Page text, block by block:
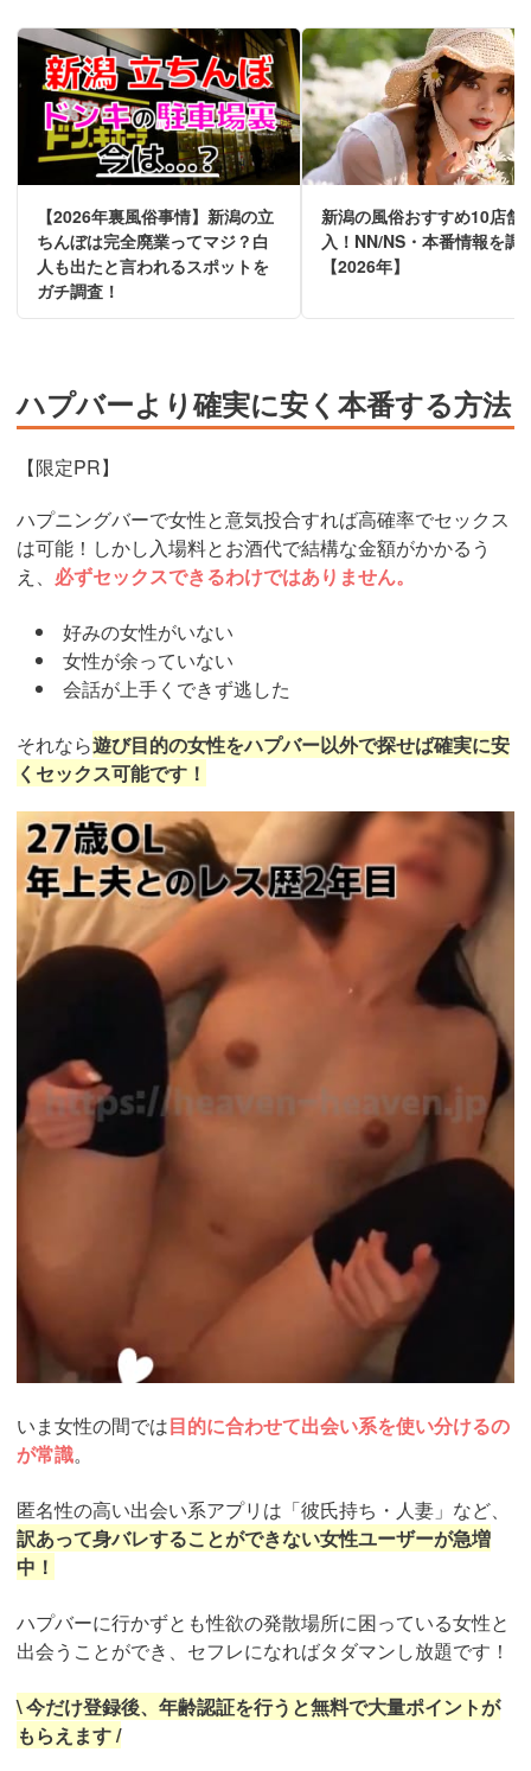
【2026年裏風俗事情】新潟の立
ちんぼは完全廃業ってマジ？白
人も出たと言われるスポットを
ガチ調査！
新潟の風俗おすすめ10店舗
入！NN/NS・本番情報を調
【2026年】
ハプバーより確実に安く本番する方法
【限定PR】
ハプニングバーで女性と意気投合すれば高確率でセックス
は可能！しかし入場料とお酒代で結構な金額がかかるう
え、 必ずセックスできるわけではありません。
好みの女性がいない
女性が余っていない
会話が上手くできず逃した
それなら遊び目的の女性をハプバー以外で探せば確実に安
くセックス可能です！
https://pcmax.jp/lp/?
ad_id=rm327007
いま女性の間では目的に合わせて出会い系を使い分けるの
が常識。
匿名性の高い出会い系アプリは「彼氏持ち・人妻」など、
訳あって身バレすることができない女性ユーザーが急増
中！
ハプバーに行かずとも性欲の発散場所に困っている女性と
出会うことができ、セフレになればタダマンし放題です！
\ 今だけ登録後、年齢認証を行うと無料で大量ポイントが
もらえます /